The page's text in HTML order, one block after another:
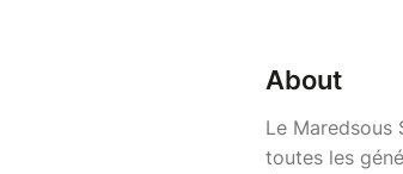
About
Le Maredsous
toutes les